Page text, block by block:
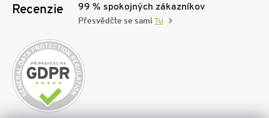
Recenzie 99 % spokojných zákazníkov
Přesvědčte se sami Tu